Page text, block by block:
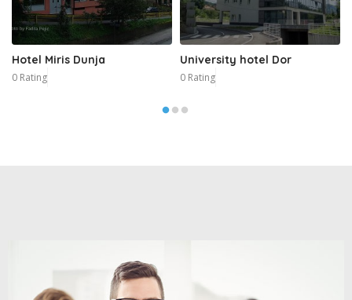
Hotel Miris Dunja
0 Rating
University hotel Dor
0 Rating